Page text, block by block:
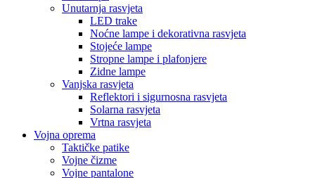
Unutarnja rasvjeta
LED trake
Noćne lampe i dekorativna rasvjeta
Stojeće lampe
Stropne lampe i plafonjere
Zidne lampe
Vanjska rasvjeta
Reflektori i sigurnosna rasvjeta
Solarna rasvjeta
Vrtna rasvjeta
Vojna oprema
Taktičke patike
Vojne čizme
Vojne pantalone